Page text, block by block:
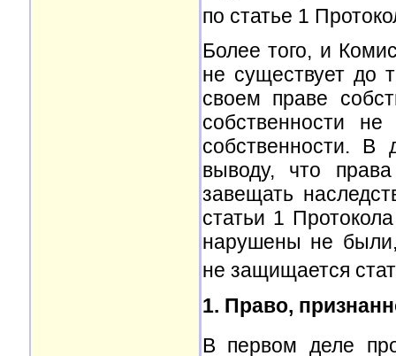
по статье 1
Более того, и
не существует до
своем праве
собственности
собственности.
выводу, что
завещать
статьи 1
нарушены не были,
не защищается
1. Право,
В первом деле